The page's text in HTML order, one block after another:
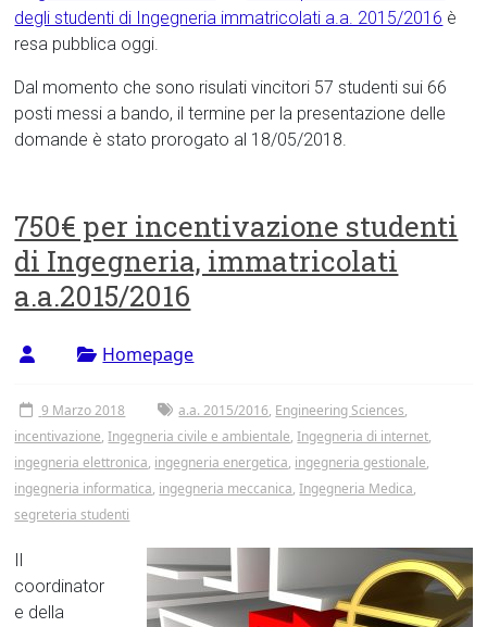
degli studenti di Ingegneria immatricolati a.a. 2015/2016 è
resa pubblica oggi.
Dal momento che sono risulati vincitori 57 studenti sui 66
posti messi a bando, il termine per la presentazione delle
domande è stato prorogato al 18/05/2018.
750€ per incentivazione studenti
di Ingegneria, immatricolati
a.a.2015/2016
Homepage
9 Marzo 2018 a.a. 2015/2016, Engineering Sciences,
incentivazione,Ingegneria civile e ambientale,Ingegneria di internet,
ingegneria elettronica, ingegneria energetica, ingegneria gestionale,
ingegneria informatica, ingegneria meccanica,Ingegneria Medica,
segreteria studenti
coordinator
e della